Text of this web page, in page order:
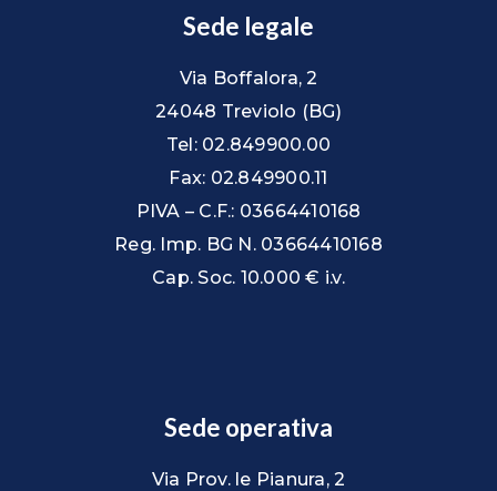
Sede legale
Via Boffalora, 2
24048 Treviolo (BG)
Tel: 02.849900.00
Fax: 02.849900.11
PIVA – C.F.: 03664410168
Reg. Imp. BG N. 03664410168
Cap. Soc. 10.000 € i.v.
Sede operativa
Via Prov. le Pianura, 2